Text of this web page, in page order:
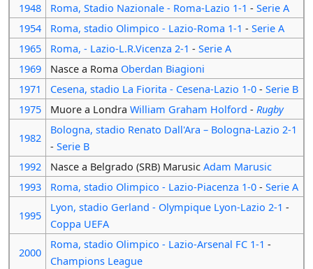
1948
Roma, Stadio Nazionale - Roma-Lazio 1-1 - Serie A
1954
Roma, stadio Olimpico - Lazio-Roma 1-1 - Serie A
1965
Roma, - Lazio-L.R.Vicenza 2-1 - Serie A
1969
Nasce a Roma Oberdan Biagioni
1971
Cesena, stadio La Fiorita - Cesena-Lazio 1-0- Serie B
1975
Muore a Londra William Graham Holford - Rugby
1982
Bologna, stadio Renato Dall'Ara – Bologna-Lazio 2-1
- Serie B
1992
Nasce a Belgrado (SRB) Marusic Adam Marusic
1993
Roma, stadio Olimpico - Lazio-Piacenza 1-0- Serie A
1995
Lyon, stadio Gerland - Olympique Lyon-Lazio 2-1 -
Coppa UEFA
2000
Roma, stadio Olimpico - Lazio-Arsenal FC 1-1 -
Champions League